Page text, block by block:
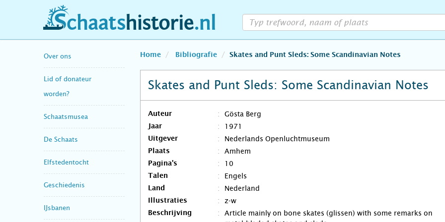
schaatshistorie.nl
Over ons
Lid of donateur
worden?
Schaatsmusea
De Schaats
Elfstedentocht
Geschiedenis
IJsbanen
Home Bibliografie Skates and Punt Sleds: Some Scandinavian Notes
Skates and Punt Sleds: Some Scandinavian Notes
Auteur Gösta Berg
Jaar 1971
Uitgever Nederlands Openluchtmuseum
Plaats Amhem
Pagina's 10
Talen Engels
Land Nederland
Illustraties z-w
Beschrijving
Article mainly on bone skates (glissen) with some remarks on